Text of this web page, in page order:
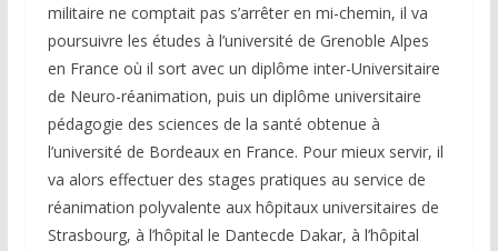
militaire ne comptait pas s’arrêter en mi-chemin, il va
poursuivre les études à l’université de Grenoble Alpes
en France où il sort avec un diplôme inter-Universitaire
de Neuro-réanimation, puis un diplôme universitaire
pédagogie des sciences de la santé obtenue à
l’université de Bordeaux en France. Pour mieux servir, il
va alors effectuer des stages pratiques au service de
réanimation polyvalente aux hôpitaux universitaires de
Strasbourg, à l’hôpital le Dantecde Dakar, à l’hôpital